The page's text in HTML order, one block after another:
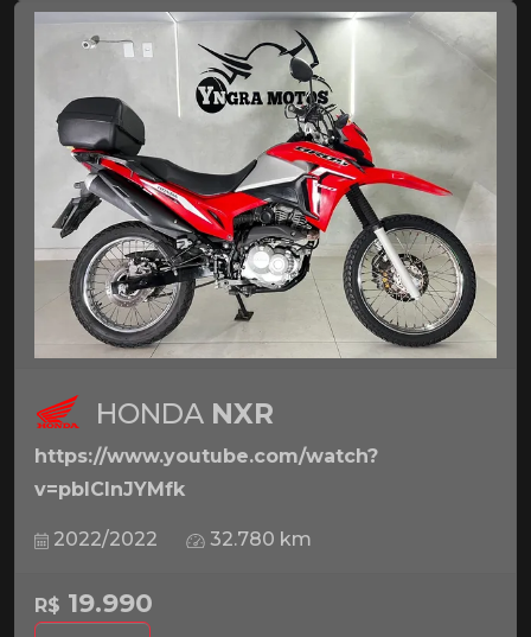
HONDA NXR
https://www.youtube.com/watch?
v=pbICInJYMfk
2022/2022 32.780 km
R$ 19.990